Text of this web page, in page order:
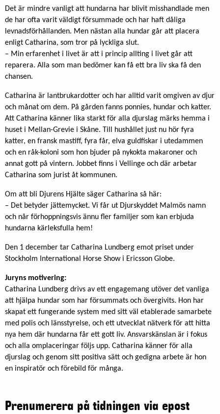
Det är mindre vanligt att hundarna har blivit misshandlade men
de har ofta varit väldigt försummade och har haft dåliga
levnadsförhållanden. Men nästan alla hundar går att placera
enligt Catharina, som tror på lyckliga slut.
– Min erfarenhet i livet är att i princip allting i livet går att
reparera. Alla som man bedömer kan få ett bra liv ska få den
chansen.
Catharina är lantbrukardotter och har alltid varit omgiven av djur
och månat om dem. På gården fanns ponnies, hundar och katter.
Att Catharina känner lika starkt för alla djurslag märks hemma i
huset i Mellan-Grevie i Skåne. Till hushållet just nu hör fyra
katter, en fransk mastiff, fyra får, elva guldfiskar i utedammen
och en råk-koloni som hon bjuder på nykokta makaroner och
annat gott på vintern. Jobbet finns i Vellinge och där arbetar
Catharina som jurist åt kommunen.
Om att bli Djurens Hjälte säger Catharina så här:
– Det betyder jättemycket. Vi får ut Djurskyddet Malmös namn
och når förhoppningsvis ännu fler familjer som kan erbjuda
hundarna kärleksfulla hem!
Den 1 december tar Catharina Lundberg emot priset under
Stockholm International Horse Show i Ericsson Globe.
Juryns motivering:
Catharina Lundberg drivs av ett engagemang utöver det vanliga
att hjälpa hundar som har försummats och övergivits. Hon har
skapat ett fungerande system med sitt väl etablerade samarbete
med polis och länsstyrelse, och ett utvecklat nätverk för att hitta
nya hem där hundarna får ett gott liv. Ansvarskänslan är i fokus
och alla omplaceringar följs upp. Catharina känner för alla
djurslag och genom sitt positiva sätt och gedigna arbete är hon
en inspiratör och förebild för många.
Prenumerera på tidningen via epost